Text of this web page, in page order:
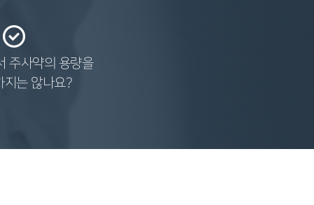
주사약의 용량을
지는 않나요?